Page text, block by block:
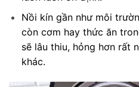
Nồi kín gần như môi
còn cơm hay thức ăn
sẽ lâu thiu, hỏng hơn rất
khác.